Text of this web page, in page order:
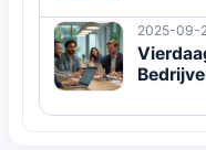
2025-09-